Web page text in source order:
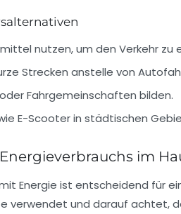
nutzen, um den Verkehr zu
Strecken anstelle von
Fahrgemeinschaften bilden.
E-Scooter in städtischen
im
Energie ist entscheidend für
verwendet und darauf achtet,